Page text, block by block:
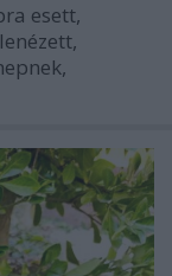
esett,